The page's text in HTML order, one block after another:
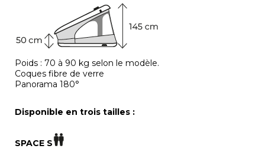
Poids : 70 à 90 kg selon le modèle.
Coques fibre de verre
Panorama 180°
Disponible en trois tailles :
SPACE S